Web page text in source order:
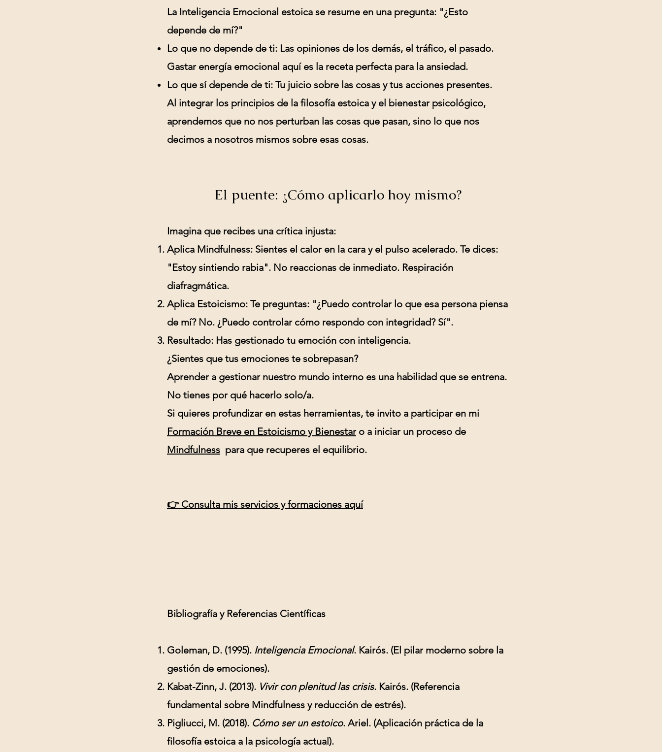
La Inteligencia Emocional estoica se resume en una pregunta: "¿Esto
depende de mí?"
Lo que no depende de ti: Las opiniones de los demás, el tráfico, el pasado.
Gastar energía emocional aquí es la receta perfecta para la ansiedad.
Lo que sí depende de ti: Tu juicio sobre las cosas y tus acciones presentes.
Al integrar los principios de la filosofía estoica y el bienestar psicológico,
aprendemos que no nos perturban las cosas que pasan, sino lo que nos
decimos a nosotros mismos sobre esas cosas.
El puente: ¿Cómo aplicarlo hoy mismo?
Imagina que recibes una crítica injusta:
Aplica Mindfulness: Sientes el calor en la cara y el pulso acelerado. Te dices:
"Estoy sintiendo rabia". No reaccionas de inmediato. Respiración
diafragmática.
Aplica Estoicismo: Te preguntas: "¿Puedo controlar lo que esa persona piensa
de mí? No. ¿Puedo controlar cómo respondo con integridad? Sí".
Resultado: Has gestionado tu emoción con inteligencia.
¿Sientes que tus emociones te sobrepasan?
Aprender a gestionar nuestro mundo interno es una habilidad que se entrena.
No tienes por qué hacerlo solo/a.
Si quieres profundizar en estas herramientas, te invito a participar en mi
Formación Breve en Estoicismo y Bienestaro a iniciar un proceso de
Mindfulness para que recuperes el equilibrio.
👉 Consulta mis servicios y formaciones aquí
Bibliografía y Referencias Científicas
Goleman, D. (1995). Inteligencia Emocional. Kairós. (El pilar moderno sobre la
gestión de emociones).
Kabat-Zinn, J. (2013). Vivir con plenitud las crisis. Kairós. (Referencia
fundamental sobre Mindfulness y reducción de estrés).
Pigliucci, M. (2018). Cómo ser un estoico. Ariel. (Aplicación práctica de la
filosofía estoica a la psicología actual).